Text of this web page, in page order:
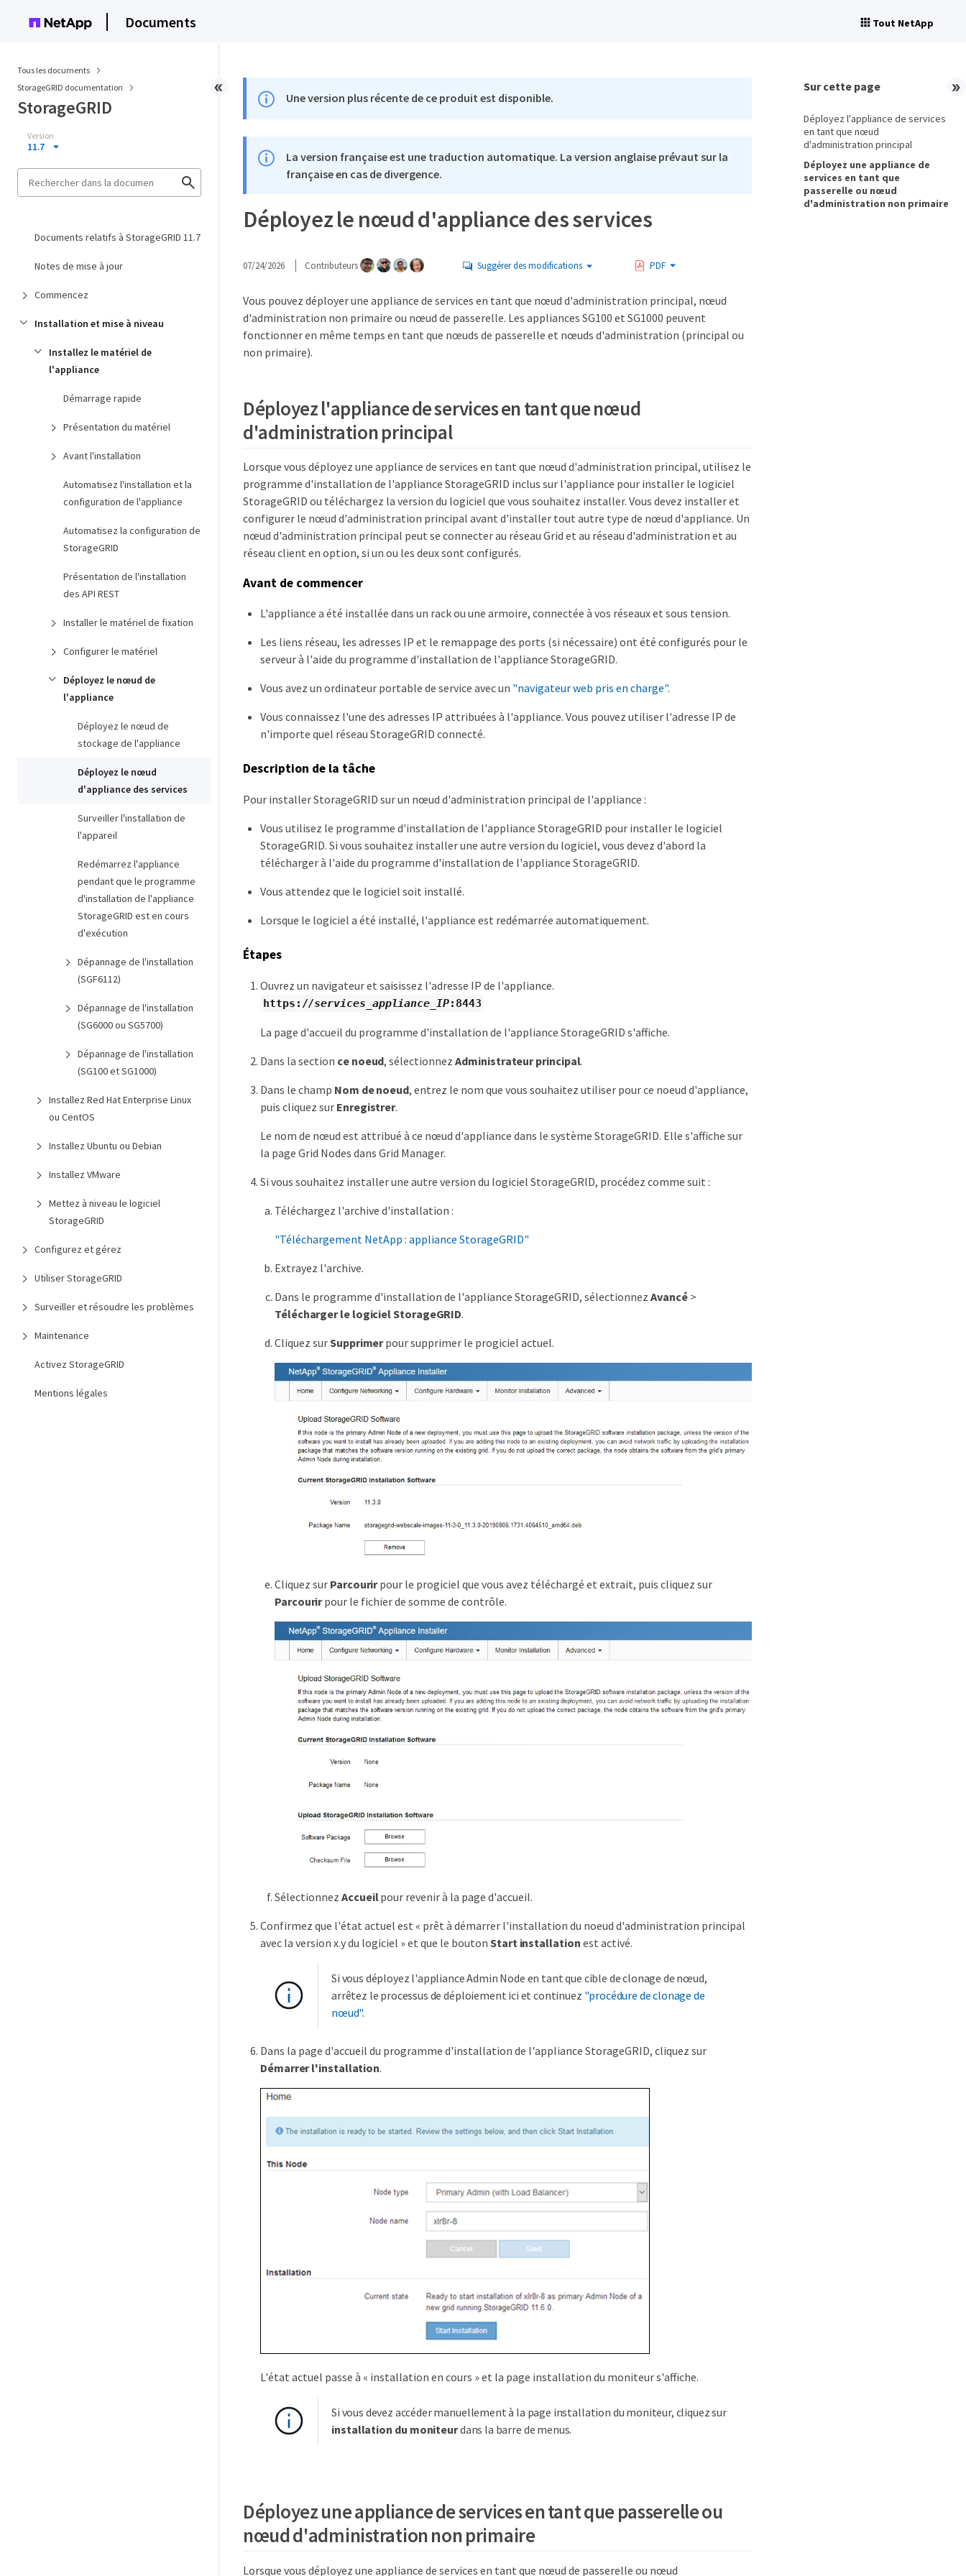
Documents Tout NetApp
Tous les documents
StorageGRID documentation
StorageGRID
Version
11.7
Documents relatifs à StorageGRID 11.7
Notes de mise à jour
Commencez
Installation et mise à niveau
Installez le matériel de
l'appliance
Démarrage rapide
Présentation du matériel
Avant l'installation
Automatisez l'installation et la
configuration de l'appliance
Automatisez la configuration de
StorageGRID
Présentation de l'installation
des API REST
Installer le matériel de fixation
Configurer le matériel
Déployez le nœud de
l'appliance
Déployez le nœud de
stockage de l'appliance
Déployez le nœud
d'appliance des services
Surveiller l'installation de
l'appareil
Redémarrez l'appliance
pendant que le programme
d'installation de l'appliance
StorageGRID est en cours
d'exécution
Dépannage de l'installation
(SGF6112)
Dépannage de l'installation
(SG6000 ou SG5700)
Dépannage de l'installation
(SG100 et SG1000)
Installez Red Hat Enterprise Linux
ou CentOS
Installez Ubuntu ou Debian
Installez VMware
Mettez à niveau le logiciel
StorageGRID
Configurez et gérez
Utiliser StorageGRID
Surveiller et résoudre les problèmes
Maintenance
Activez StorageGRID
Mentions légales
Une version plus récente de ce produit est disponible.
La version française est une traduction automatique. La version anglaise prévaut sur la
française en cas de divergence.
Déployez le nœud d'appliance des services
07/24/2026 Contributeurs Suggérer des modifications PDF
Vous pouvez déployer une appliance de services en tant que nœud d'administration principal, nœud
d'administration non primaire ou nœud de passerelle. Les appliances SG100 et SG1000 peuvent
fonctionner en même temps en tant que nœuds de passerelle et nœuds d'administration (principal ou
non primaire).
Déployez l'appliance de services en tant que nœud
d'administration principal
Lorsque vous déployez une appliance de services en tant que nœud d'administration principal, utilisez le
programme d'installation de l'appliance StorageGRID inclus sur l'appliance pour installer le logiciel
StorageGRID ou téléchargez la version du logiciel que vous souhaitez installer. Vous devez installer et
configurer le nœud d'administration principal avant d'installer tout autre type de nœud d'appliance. Un
nœud d'administration principal peut se connecter au réseau Grid et au réseau d'administration et au
réseau client en option, si un ou les deux sont configurés.
Avant de commencer
L'appliance a été installée dans un rack ou une armoire, connectée à vos réseaux et sous tension.
Les liens réseau, les adresses IP et le remappage des ports (si nécessaire) ont été configurés pour le
serveur à l'aide du programme d'installation de l'appliance StorageGRID.
Vous avez un ordinateur portable de service avec un "navigateur web pris en charge".
Vous connaissez l'une des adresses IP attribuées à l'appliance. Vous pouvez utiliser l'adresse IP de
n'importe quel réseau StorageGRID connecté.
Description de la tâche
Pour installer StorageGRID sur un nœud d'administration principal de l'appliance :
Vous utilisez le programme d'installation de l'appliance StorageGRID pour installer le logiciel
StorageGRID. Si vous souhaitez installer une autre version du logiciel, vous devez d'abord la
télécharger à l'aide du programme d'installation de l'appliance StorageGRID.
Vous attendez que le logiciel soit installé.
Lorsque le logiciel a été installé, l'appliance est redémarrée automatiquement.
Étapes
Ouvrez un navigateur et saisissez l'adresse IP de l'appliance.
https://services_appliance_IP:8443
La page d'accueil du programme d'installation de l'appliance StorageGRID s'affiche.
Dans la section ce noeud, sélectionnezAdministrateur principal.
Dans le champ Nom de noeud, entrez le nom que vous souhaitez utiliser pour ce noeud d'appliance,
puis cliquez sur Enregistrer.
Le nom de nœud est attribué à ce nœud d'appliance dans le système StorageGRID. Elle s'affiche sur
la page Grid Nodes dans Grid Manager.
Si vous souhaitez installer une autre version du logiciel StorageGRID, procédez comme suit :
Téléchargez l'archive d'installation :
"Téléchargement NetApp : appliance StorageGRID"
Extrayez l'archive.
Dans le programme d'installation de l'appliance StorageGRID, sélectionnez Avancé>
Télécharger le logiciel StorageGRID.
Cliquez surSupprimerpour supprimer le progiciel actuel.
Cliquez sur Parcourirpour le progiciel que vous avez téléchargé et extrait, puis cliquez sur
Parcourirpour le fichier de somme de contrôle.
Sélectionnez Accueilpour revenir à la page d'accueil.
Confirmez que l'état actuel est « prêt à démarrer l'installation du noeud d'administration principal
avec la version x.y du logiciel » et que le bouton Start installation est activé.
Si vous déployez l'appliance Admin Node en tant que cible de clonage de nœud,
arrêtez le processus de déploiement ici et continuez "procédure de clonage de
nœud".
Dans la page d'accueil du programme d'installation de l'appliance StorageGRID, cliquez sur
Démarrer l'installation.
L'état actuel passe à « installation en cours » et la page installation du moniteur s'affiche.
Si vous devez accéder manuellement à la page installation du moniteur, cliquez sur
installation du moniteurdans la barre de menus.
Déployez une appliance de services en tant que passerelle ou
nœud d'administration non primaire
Lorsque vous déployez une appliance de services en tant que nœud de passerelle ou nœud
Sur cette page
Déployez l'appliance de services
en tant que nœud
d'administration principal
Déployez une appliance de
services en tant que
passerelle ou nœud
d'administration non primaire